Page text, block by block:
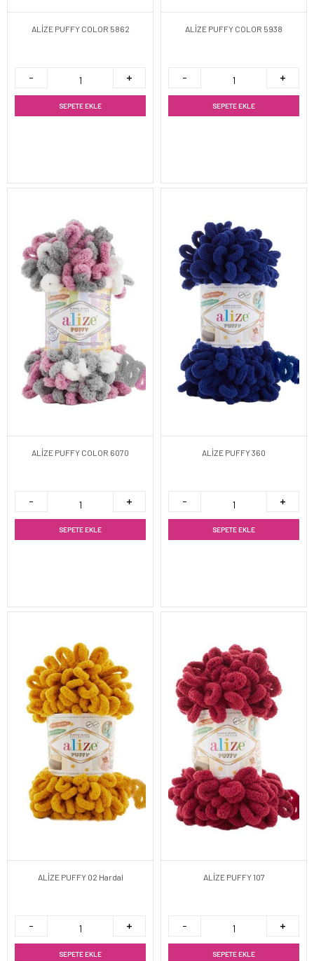
ALİZE PUFFY COLOR 5862
SEPETE EKLE
ALİZE PUFFY COLOR 5938
SEPETE EKLE
ALİZE PUFFY COLOR 6070
SEPETE EKLE
ALİZE PUFFY 360
SEPETE EKLE
ALİZE PUFFY 02 Hardal
SEPETE EKLE
ALİZE PUFFY 107
SEPETE EKLE